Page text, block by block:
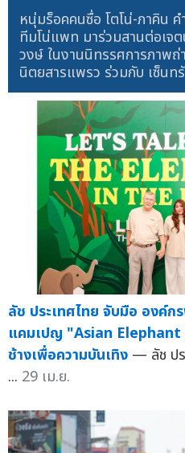
หนุ่มร็อคคนซื่อ โตโน่-ภาคิน
ทีมโน่แพท มาร่วมสานต่อเ
วงษ์ ในงานนิทรรศการภาพ
นิตยสารแพรว ร่วมกับ เซ็นท
ลัช ประเทศไทย จับมือ องค์
แคมเปญ "Asian Elephant
ช้างเพื่อความบันเทิง — ลัช ป
... 29 เม.ย.